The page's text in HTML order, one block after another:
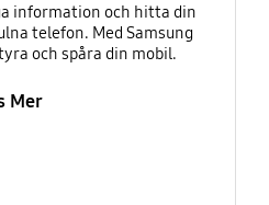
information och hitta din
telefon. Med Samsung
och spåra din mobil.
Mer